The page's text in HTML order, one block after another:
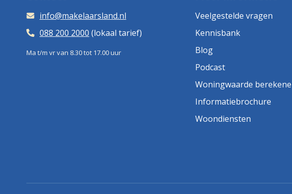
info@makelaarsland.nl
088 200 2000 (lokaal tarief)
Ma t/m vr van 8.30 tot 17.00 uur
Veelgestelde vragen
Kennisbank
Blog
Podcast
Woningwaarde
Informatiebrochure
Woondiensten